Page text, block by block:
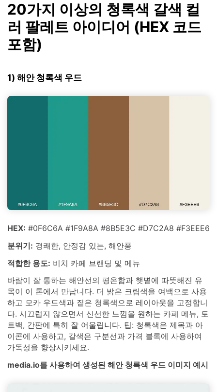
20가지 이상의 청록색 갈색 컬
러 팔레트 아이디어 (HEX 코드
포함)
1) 해안 청록색 우드
HEX: #0F6C6A #1F9A8A #8B5E3C #D7C2A8 #F3EEE6
분위기: 경쾌한, 안정감 있는, 해안풍
적합한 용도: 비치 카페 브랜딩 및 메뉴
바람이 잘 통하는 해안선의 평온함과 햇볕에 따뜻해진 유
목이 이 톤에서 만납니다. 더 밝은 크림색을 여백으로 사용
하고 모카 우드색과 짙은 청록색으로 레이아웃을 고정합니
다. 시끄럽지 않으면서 신선한 느낌을 원하는 카페 메뉴, 토
트백, 간판에 특히 잘 어울립니다. 팁: 청록색은 제목과 아
이콘에 사용하고, 갈색은 구분선과 가격 블록에 사용하여
가독성을 향상시키세요.
media.io를 사용하여 생성된 해안 청록색 우드 이미지 예시